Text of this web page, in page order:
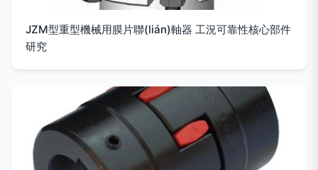
JZM型重型機械用膜片聯(lián)軸器 工況可靠性核心部件
研究